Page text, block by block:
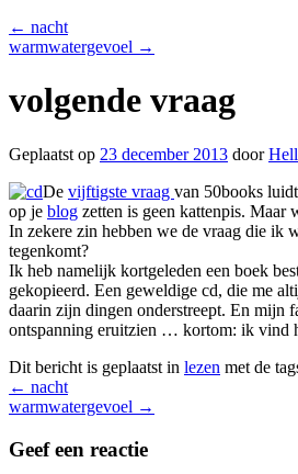
← nacht
warmwatergevoel →
volgende vraag
Geplaatst op 23 december 2013 door
De vijftigste vraag van 50books
op je blog zetten is geen kattenpis. Maar
In zekere zin hebben we de vraag die ik
tegenkomt?
Ik heb namelijk kortgeleden een boek
gekopieerd. Een geweldige cd, die me
daarin zijn dingen onderstreept. En mijn
ontspanning eruitzien … kortom: ik vind
Dit bericht is geplaatst in lezen met de
← nacht
warmwatergevoel →
Geef een reactie